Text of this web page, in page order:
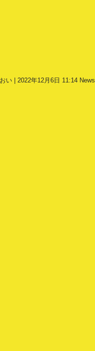
い | 2022年12月6日 11:14 News